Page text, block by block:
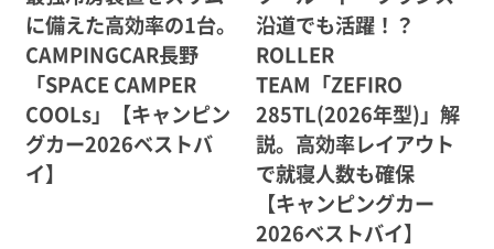
に備えた高効率の1台。
CAMPINGCAR長野
「SPACE CAMPER
COOLs」【キャンピン
グカー2026ベストバ
イ】
沿道でも活躍！？
ROLLER
TEAM「ZEFIRO
285TL(2026年型)」解
説。高効率レイアウト
で就寝人数も確保
【キャンピングカー
2026ベストバイ】